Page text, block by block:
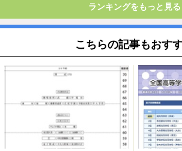
ランキングをもっと見る
こちらの記事もおす